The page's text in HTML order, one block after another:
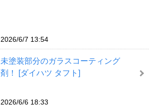
2026/6/7 13:54
未塗装部分のガラスコーティング
剤！ [ダイハツ タフト]
2026/6/6 18:33